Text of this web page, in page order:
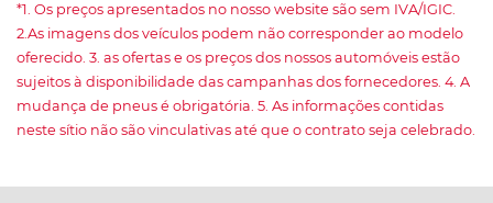
*1. Os preços apresentados no nosso website são sem IVA/IGIC.
2.As imagens dos veículos podem não corresponder ao modelo
oferecido. 3. as ofertas e os preços dos nossos automóveis estão
sujeitos à disponibilidade das campanhas dos fornecedores. 4. A
mudança de pneus é obrigatória. 5. As informações contidas
neste sítio não são vinculativas até que o contrato seja celebrado.